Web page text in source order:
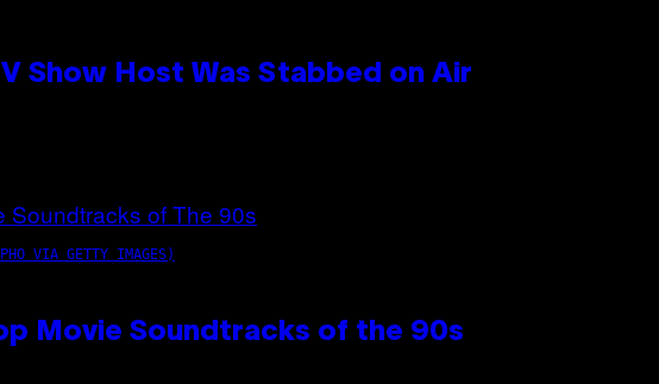
Show Host Was Stabbed on Air
VIA GETTY IMAGES)
Movie Soundtracks of the 90s